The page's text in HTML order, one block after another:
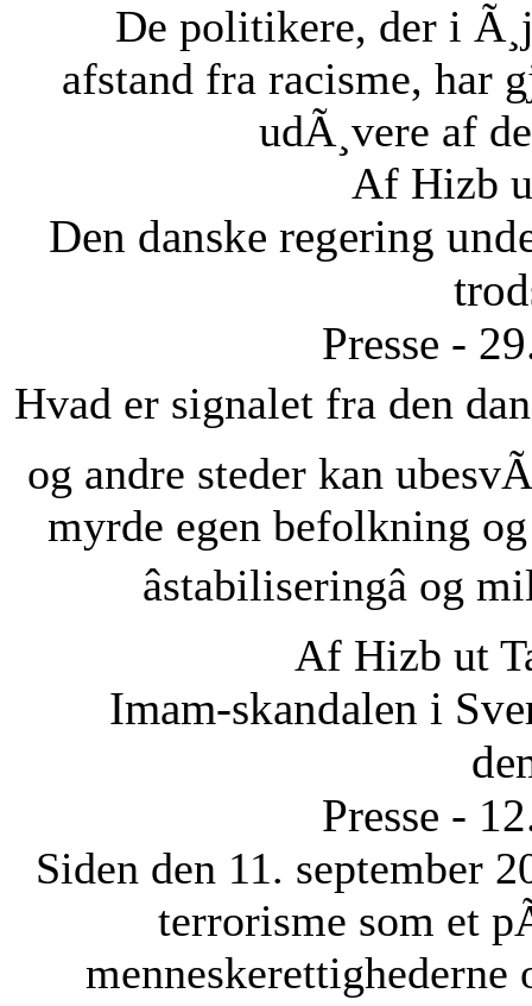
De politikere, der i
afstand fra racisme, har
udÃ¸vere af
Af Hizb
Den danske regering
Presse -
Hvad er signalet fra den
og andre steder kan
myrde egen befolkning
âstabiliseringâ
Af Hizb ut
Imam-skandalen i
Presse -
Siden den 11. september
terrorisme som et